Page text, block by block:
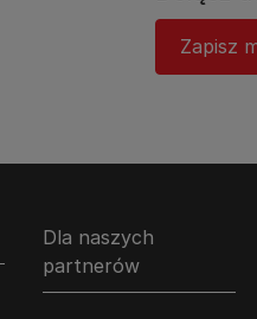
Zapisz
Dla naszych
partnerów